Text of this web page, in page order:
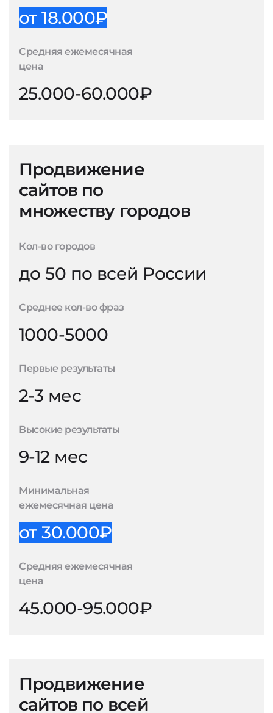
от 18.000₽
Средняя ежемесячная
цена
25.000-60.000₽
Продвижение
сайтов по
множеству городов
Кол-во городов
до 50 по всей России
Среднее кол-во фраз
1000-5000
Первые результаты
2-3 мес
Высокие результаты
9-12 мес
Минимальная
ежемесячная цена
от 30.000₽
Средняя ежемесячная
цена
45.000-95.000₽
Продвижение
сайтов по всей